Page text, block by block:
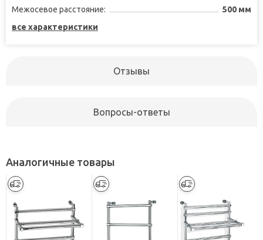
Межосевое расстояние:
500 мм
все характеристики
Отзывы
Вопросы-ответы
Аналогичные товары